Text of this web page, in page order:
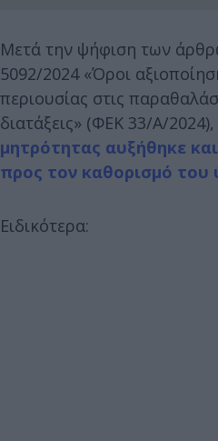
Μετά την ψήφιση των
5092/2024 «Όροι
περιουσίας στις
διατάξεις» (ΦΕΚ 33/Α/2024),
μητρότητας αυξήθηκε
προς τον καθορισμό
Ειδικότερα: